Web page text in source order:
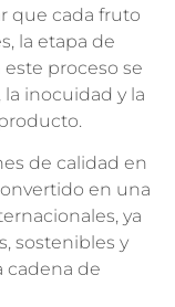
que cada fruto
la etapa de
proceso se
inocuidad y la
de calidad en
en una
ya
sostenibles y
cadena de